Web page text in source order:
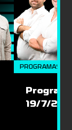
PROGRAMAS
19/7/